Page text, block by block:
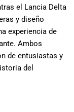
el Lancia Delta
y diseño
experiencia de
Ambos
de entusiastas y
del